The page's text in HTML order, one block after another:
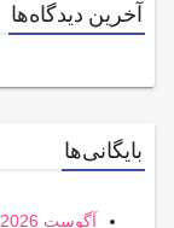
آخرین دیدگاه‌ها
بایگانی‌ها
آگوست 2026